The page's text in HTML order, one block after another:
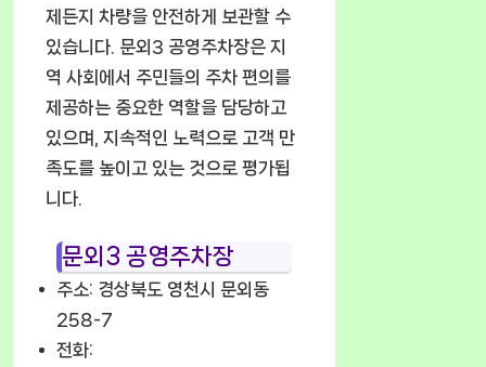
제든지 차량을 안전하게 보관할 수
있습니다. 문외3 공영주차장은 지
역 사회에서 주민들의 주차 편의를
제공하는 중요한 역할을 담당하고
있으며, 지속적인 노력으로 고객 만
족도를 높이고 있는 것으로 평가됩
니다.
문외3 공영주차장
주소: 경상북도 영천시 문외동
258-7
전화: